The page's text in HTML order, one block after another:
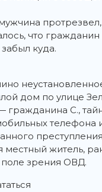
что гражданин
куда.
дом по улице
гражданина С.,
телефона
преступления
местный житель,
зрения ОВД.